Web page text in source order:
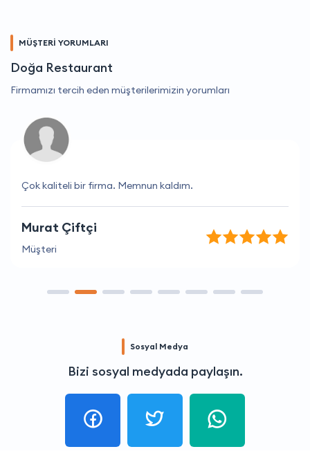
MÜŞTERİ YORUMLARI
Doğa Restaurant
Firmamızı tercih eden müşterilerimizin yorumları
Çok kaliteli bir firma. Memnun kaldım.
Murat Çiftçi
Müşteri
Sosyal Medya
Bizi sosyal medyada paylaşın.